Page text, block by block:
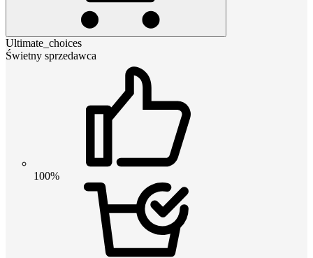
Ultimate_choices
Świetny sprzedawca
100%